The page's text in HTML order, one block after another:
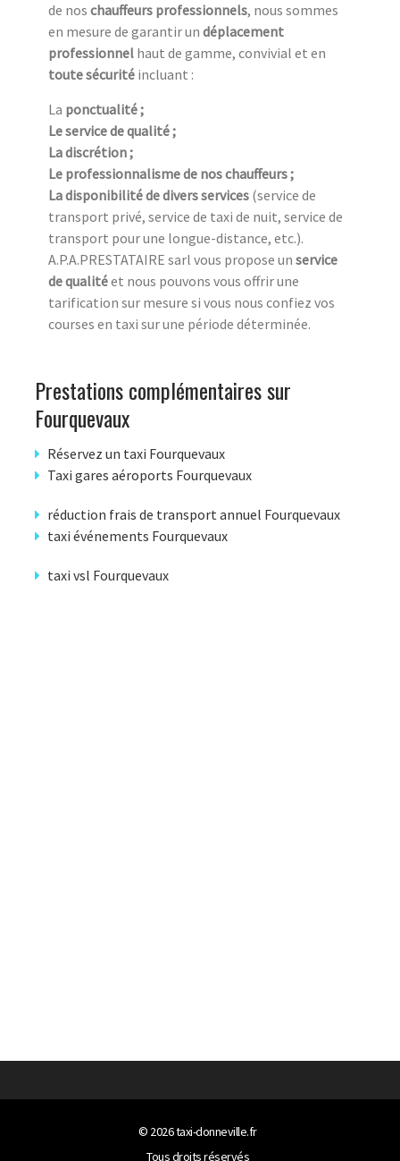
de nos chauffeurs professionnels, nous sommes
en mesure de garantir un déplacement
professionnel haut de gamme, convivial et en
toute sécurité incluant :
La ponctualité ;
Le service de qualité ;
La discrétion ;
Le professionnalisme de nos chauffeurs ;
La disponibilité de divers services (service de
transport privé, service de taxi de nuit, service de
transport pour une longue-distance, etc.).
A.P.A.PRESTATAIRE sarl vous propose un service
de qualitéet nous pouvons vous offrir une
tarification sur mesure si vous nous confiez vos
courses en taxi sur une période déterminée.
Prestations complémentaires sur
Fourquevaux
Réservez un taxi Fourquevaux
Taxi gares aéroports Fourquevaux
réduction frais de transport annuel Fourquevaux
taxi événements Fourquevaux
taxi vsl Fourquevaux
© 2026taxi-donneville.fr
Tous droits réservés